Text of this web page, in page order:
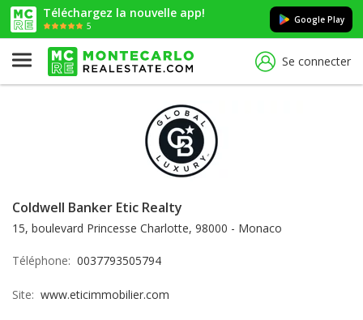
Téléchargez la nouvelle app!
5
Google Play
Se connecter
Coldwell Banker Etic Realty
15, boulevard Princesse Charlotte, 98000 - Monaco
Téléphone: 0037793505794
Site: www.eticimmobilier.com